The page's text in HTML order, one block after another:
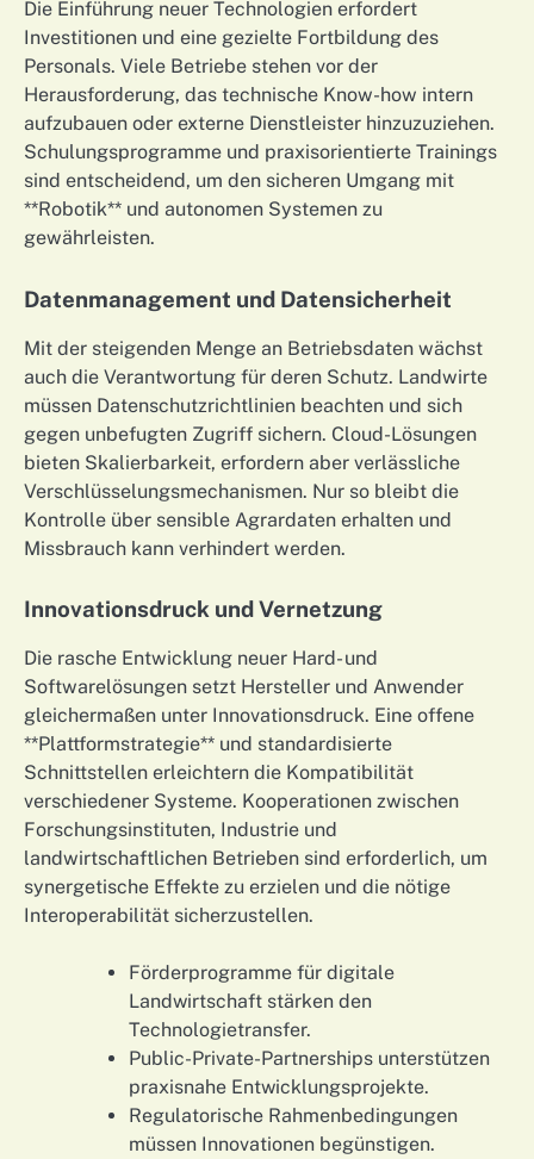
Die Einführung neuer Technologien erfordert
Investitionen und eine gezielte Fortbildung des
Personals. Viele Betriebe stehen vor der
Herausforderung, das technische Know-how intern
aufzubauen oder externe Dienstleister hinzuzuziehen.
Schulungsprogramme und praxisorientierte Trainings
sind entscheidend, um den sicheren Umgang mit
**Robotik** und autonomen Systemen zu
gewährleisten.
Datenmanagement und Datensicherheit
Mit der steigenden Menge an Betriebsdaten wächst
auch die Verantwortung für deren Schutz. Landwirte
müssen Datenschutzrichtlinien beachten und sich
gegen unbefugten Zugriff sichern. Cloud-Lösungen
bieten Skalierbarkeit, erfordern aber verlässliche
Verschlüsselungsmechanismen. Nur so bleibt die
Kontrolle über sensible Agrardaten erhalten und
Missbrauch kann verhindert werden.
Innovationsdruck und Vernetzung
Die rasche Entwicklung neuer Hard- und
Softwarelösungen setzt Hersteller und Anwender
gleichermaßen unter Innovationsdruck. Eine offene
**Plattformstrategie** und standardisierte
Schnittstellen erleichtern die Kompatibilität
verschiedener Systeme. Kooperationen zwischen
Forschungsinstituten, Industrie und
landwirtschaftlichen Betrieben sind erforderlich, um
synergetische Effekte zu erzielen und die nötige
Interoperabilität sicherzustellen.
Förderprogramme für digitale
Landwirtschaft stärken den
Technologietransfer.
Public-Private-Partnerships unterstützen
praxisnahe Entwicklungsprojekte.
Regulatorische Rahmenbedingungen
müssen Innovationen begünstigen.